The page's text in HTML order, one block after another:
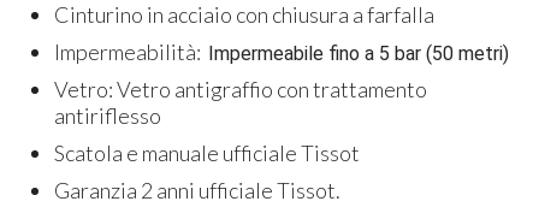
Cinturino in acciaio con chiusura a farfalla
Impermeabilità:
Impermeabile fino a 5 bar (50 metri)
Vetro: Vetro antigraffio con trattamento
antiriflesso
Scatola e manuale ufficiale Tissot
Garanzia 2 anni ufficiale Tissot.